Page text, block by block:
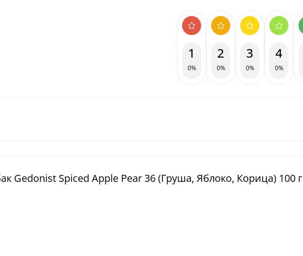
1
0%
2
0%
3
0%
4
0%
Gedonist Spiced Apple Pear 36 (Груша, Яблоко, Корица) 100 г